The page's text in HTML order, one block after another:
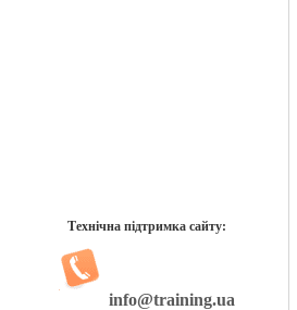
Технічна підтримка сайту:
info@training.ua